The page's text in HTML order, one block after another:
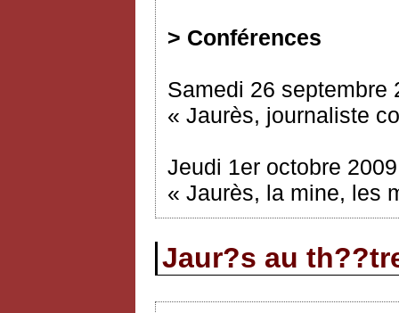
> Conférences
Samedi 26 septembre
« Jaurès, journaliste
Jeudi 1er octobre
« Jaurès, la mine, les
Jaur?s au